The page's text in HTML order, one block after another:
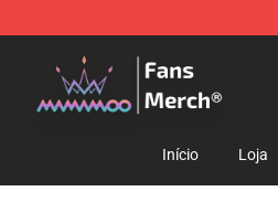
Mamamoo Merchandise Shop
Início Loja